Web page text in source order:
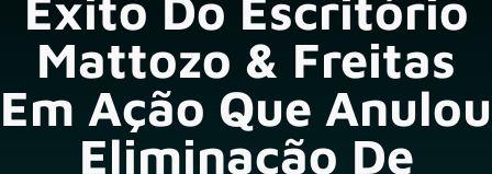
Mattozo & Freitas
Em Ação Que Anulou
Eliminação De